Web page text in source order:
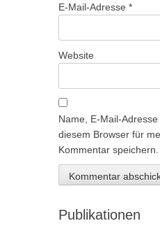
E-Mail-Adresse *
Website
Name, E-Mail-
diesem Browser für
Kommentar speichern.
Publikationen